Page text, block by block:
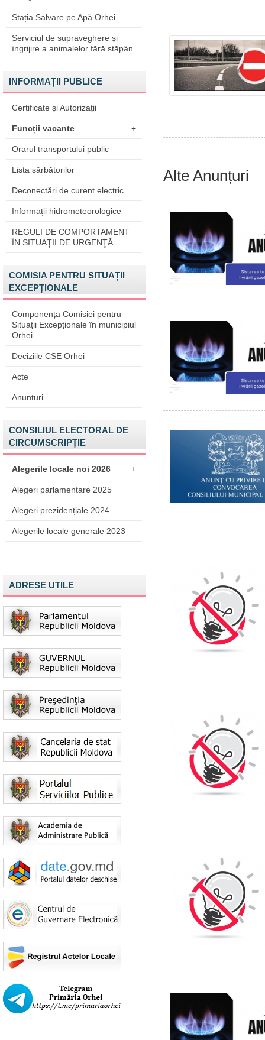
Stația Salvare pe Apă Orhei
Serviciul de supraveghere și
îngrijire a animalelor fără stăpân
INFORMAȚII PUBLICE
Certificate și Autorizații
Funcții vacante +
Orarul transportului public
Lista sărbătorilor
Deconectări de curent electric
Informații hidrometeorologice
REGULI DE COMPORTAMENT
ÎN SITUAŢII DE URGENŢĂ
COMISIA PENTRU SITUAȚII
EXCEPȚIONALE
Componența Comisiei pentru
Situații Excepționale în municipiul
Orhei
Deciziile CSE Orhei
Acte
Anunțuri
CONSILIUL ELECTORAL DE
CIRCUMSCRIPȚIE
Alegerile locale noi 2026 +
Alegeri parlamentare 2025
Alegeri prezidențiale 2024
Alegerile locale generale 2023
ADRESE UTILE
Alte Anunțuri